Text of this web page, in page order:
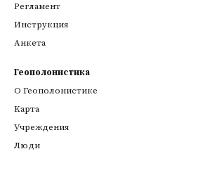
Регламент
Инструкция
Анкета
Геополонистика
О Геополонистике
Kарта
Учреждения
Люди